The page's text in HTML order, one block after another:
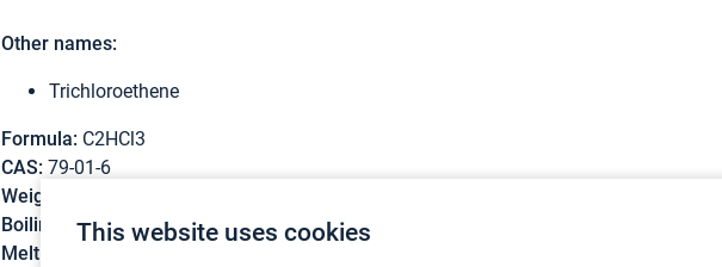
This website uses cookies
Other names:
Trichloroethene
Formula: C2HCl3
CAS: 79-01-6
Weight:
Boiling point:86,9 °C
Melting point: